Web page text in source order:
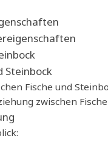
Steinbock
Fische und
zwischen